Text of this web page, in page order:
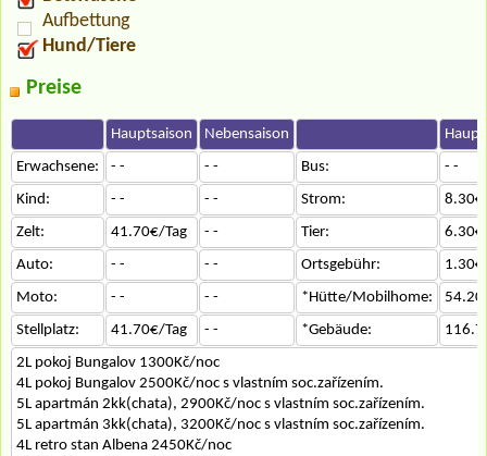
Aufbettung
Hund/Tiere
Preise
Hauptsaison Nebensaison
Erwachsene:
- - - - Bus:
- -
Kind:
- - - - Strom:
Zelt:
41.70€/Tag - - Tier:
Auto:
- - - - Ortsgebühr:
Moto:
- - - - *Hütte/Mobilhome:
Stellplatz:
41.70€/Tag - - *Gebäude:
2L pokoj Bungalov 1300Kč/noc
4L pokoj Bungalov 2500Kč/noc s vlastním soc.zařízením.
5L apartmán 2kk(chata), 2900Kč/noc s vlastním soc.zařízením.
5L apartmán 3kk(chata), 3200Kč/noc s vlastním soc.zařízením.
4L retro stan Albena 2450Kč/noc